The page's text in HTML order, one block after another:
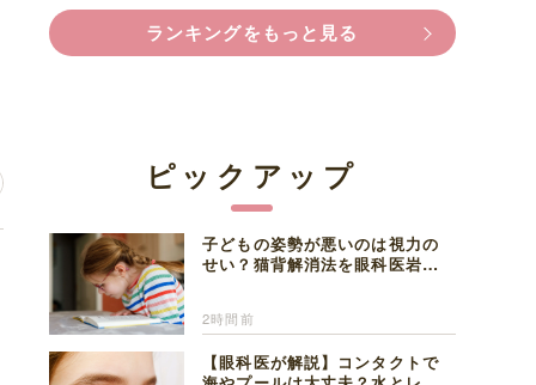
ランキングをもっと見る
ピックアップ
子どもの姿勢が悪いのは視力の
せい？猫背解消法を眼科医岩見
2時間前
【眼科医が解説】コンタクトで